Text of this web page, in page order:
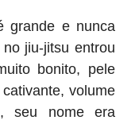
grande e nunca
jiu-jitsu entrou
bonito, pele
volume
seu nome era